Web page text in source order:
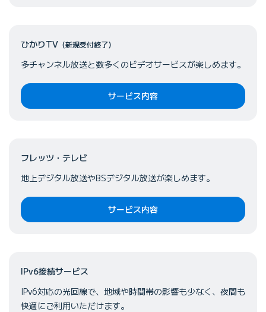
ひかりTV （新規受付終了）
多チャンネル放送と数多くのビデオサービスが楽しめます。
サービス内容
フレッツ・テレビ
地上デジタル放送やBSデジタル放送が楽しめます。
サービス内容
IPv6接続サービス
IPv6対応の光回線で、地域や時間帯の影響も少なく、夜間も
快適にご利用いただけます。